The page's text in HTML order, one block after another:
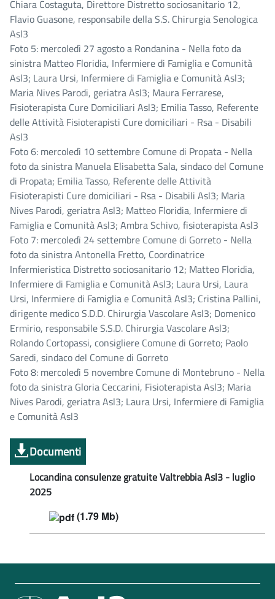
Chiara Costaguta, Direttore Distretto sociosanitario 12,
Flavio Guasone, responsabile della S.S. Chirurgia Senologica
Asl3
Foto 5: mercoledì 27 agosto a Rondanina - Nella foto da
sinistra Matteo Floridia, Infermiere di Famiglia e Comunità
Asl3; Laura Ursi, Infermiere di Famiglia e Comunità Asl3;
Maria Nives Parodi, geriatra Asl3; Maura Ferrarese,
Fisioterapista Cure Domiciliari Asl3; Emilia Tasso, Referente
delle Attività Fisioterapisti Cure domiciliari - Rsa - Disabili
Asl3
Foto 6: mercoledì 10 settembre Comune di Propata - Nella
foto da sinistra Manuela Elisabetta Sala, sindaco del Comune
di Propata; Emilia Tasso, Referente delle Attività
Fisioterapisti Cure domiciliari - Rsa - Disabili Asl3; Maria
Nives Parodi, geriatra Asl3; Matteo Floridia, Infermiere di
Famiglia e Comunità Asl3; Ambra Schivo, fisioterapista Asl3
Foto 7: mercoledì 24 settembre Comune di Gorreto - Nella
foto da sinistra Antonella Fretto, Coordinatrice
Infermieristica Distretto sociosanitario 12; Matteo Floridia,
Infermiere di Famiglia e Comunità Asl3; Laura Ursi, Laura
Ursi, Infermiere di Famiglia e Comunità Asl3; Cristina Pallini,
dirigente medico S.D.D. Chirurgia Vascolare Asl3; Domenico
Ermirio, responsabile S.S.D. Chirurgia Vascolare Asl3;
Rolando Cortopassi, consigliere Comune di Gorreto; Paolo
Saredi, sindaco del Comune di Gorreto
Foto 8: mercoledì 5 novembre Comune di Montebruno - Nella
foto da sinistra Gloria Ceccarini, Fisioterapista Asl3; Maria
Nives Parodi, geriatra Asl3; Laura Ursi, Infermiere di Famiglia
e Comunità Asl3
Documenti
Locandina consulenze gratuite Valtrebbia Asl3 - luglio
2025
(1.79 Mb)